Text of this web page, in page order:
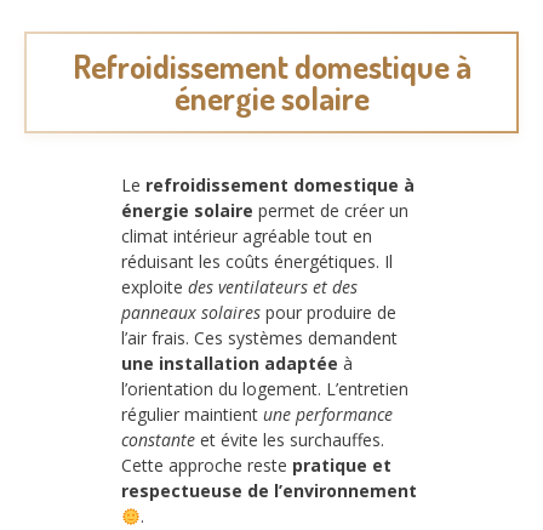
Refroidissement domestique à
énergie solaire
Le refroidissement domestique à
énergie solaire permet de créer un
climat intérieur agréable tout en
réduisant les coûts énergétiques. Il
exploite des ventilateurs et des
panneaux solaires pour produire de
l’air frais. Ces systèmes demandent
une installation adaptée à
l’orientation du logement. L’entretien
régulier maintient une performance
constante et évite les surchauffes.
Cette approche reste pratique et
respectueuse de l’environnement
.